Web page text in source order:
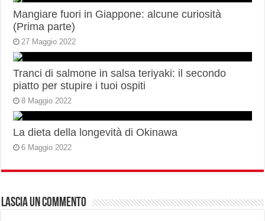
Mangiare fuori in Giappone: alcune curiosità
(Prima parte)
27 Maggio 2022
Tranci di salmone in salsa teriyaki: il secondo
piatto per stupire i tuoi ospiti
8 Maggio 2022
La dieta della longevità di Okinawa
6 Maggio 2022
Lascia un commento